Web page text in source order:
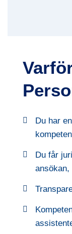
Du har
Du får
ansökan,